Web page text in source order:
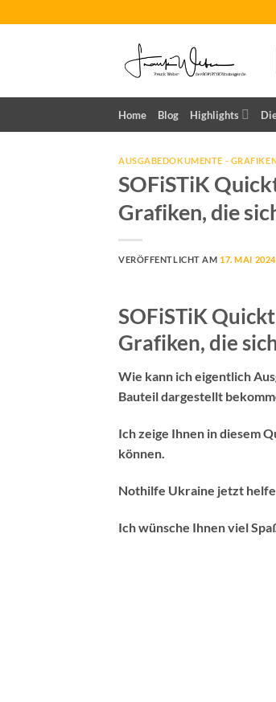
Home Blog Highlights
AUSGABEDOKUMENTE -
SOFiSTiK
Grafiken, die
VERÖFFENTLICHT AM 17. MAI 2024
SOFiSTiK
Grafiken, die
Wie kann ich eigentlich
Bauteil dargestellt
Ich zeige Ihnen in diesem
können.
Nothilfe Ukraine jetzt
Ich wünsche Ihnen viel